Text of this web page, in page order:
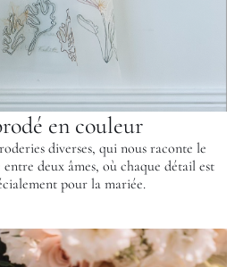
en couleur
diverses, qui nous raconte le
deux âmes, où chaque détail est
pour la mariée.